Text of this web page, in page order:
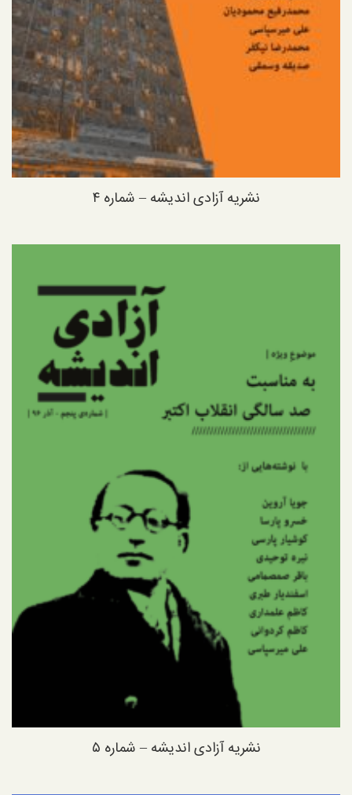
نشریه آزادی اندیشه – شماره ۴
نشریه آزادی اندیشه – شماره ۵